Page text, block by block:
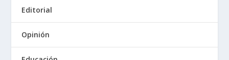
Editorial
Opinión